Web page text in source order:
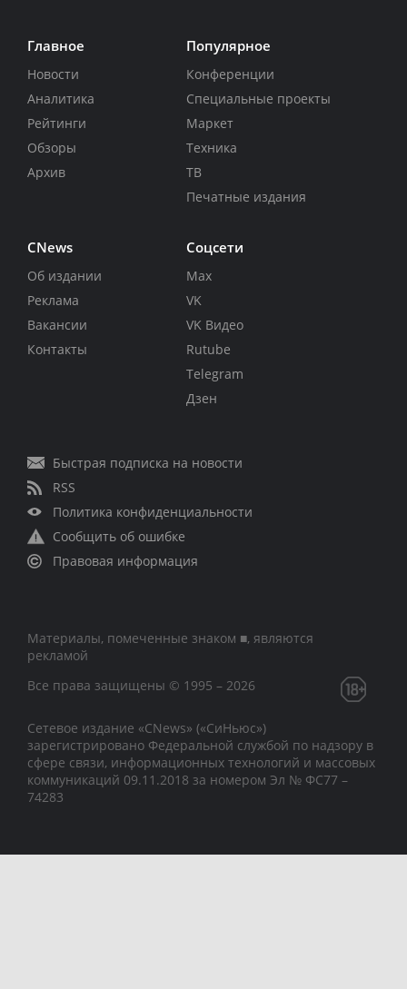
Главное
Новости
Аналитика
Рейтинги
Обзоры
Архив
Популярное
Конференции
Специальные проекты
Маркет
Техника
ТВ
Печатные издания
CNews
Об издании
Реклама
Вакансии
Контакты
Соцсети
Max
VK
VK Видео
Rutube
Telegram
Дзен
Быстрая подписка на новости
RSS
Политика конфиденциальности
Сообщить об ошибке
Правовая информация
Материалы, помеченные знаком ■, являются
рекламой
Все права защищены © 1995 – 2026
Сетевое издание «CNews» («СиНьюс»)
зарегистрировано Федеральной службой по надзору в
сфере связи, информационных технологий и массовых
коммуникаций 09.11.2018 за номером Эл № ФС77 –
74283